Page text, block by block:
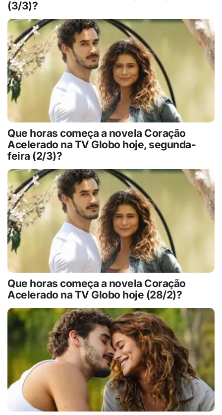
(3/3)?
Que horas começa a novela Coração
Acelerado na TV Globo hoje, segunda-
feira (2/3)?
Que horas começa a novela Coração
Acelerado na TV Globo hoje (28/2)?